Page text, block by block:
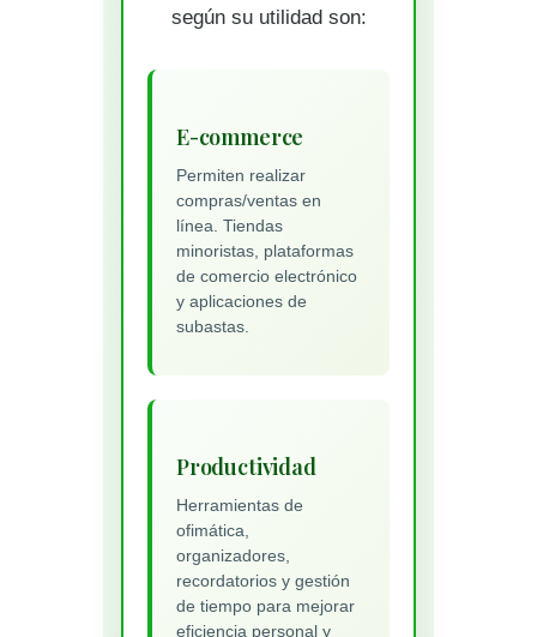
según su utilidad son:
E-commerce
Permiten realizar
compras/ventas en
línea. Tiendas
minoristas, plataformas
de comercio electrónico
y aplicaciones de
subastas.
Productividad
Herramientas de
ofimática,
organizadores,
recordatorios y gestión
de tiempo para mejorar
eficiencia personal y